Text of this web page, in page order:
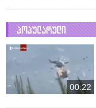
პოპულარული
00:22